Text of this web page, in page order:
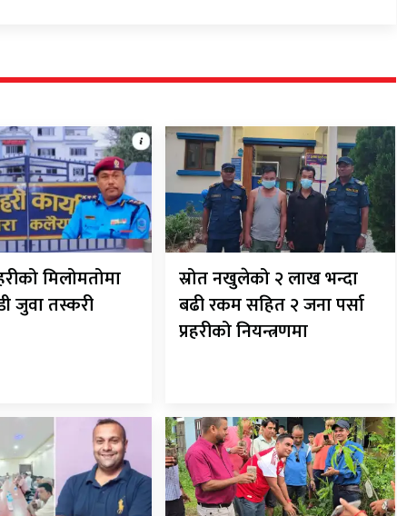
मिलोमतोमा
जुवा तस्करी
स्रोत नखुलेको २ लाख भन्दा
बढी रकम सहित २ जना पर्सा
प्रहरीको नियन्त्रणमा